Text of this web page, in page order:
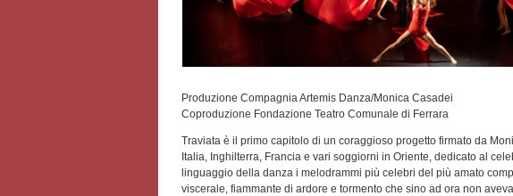
Produzione Compagnia Artemis Danza/Monica Casadei
Coproduzione Fondazione Teatro Comunale di Ferrara
Traviata è il primo capitolo di un coraggioso progetto firmato da
Italia, Inghilterra, Francia e vari soggiorni in Oriente, dedicato al
linguaggio della danza i melodrammi più celebri del più amato
viscerale, fiammante di ardore e tormento che sino ad ora non